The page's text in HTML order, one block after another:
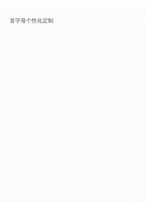
首字母个性化定制